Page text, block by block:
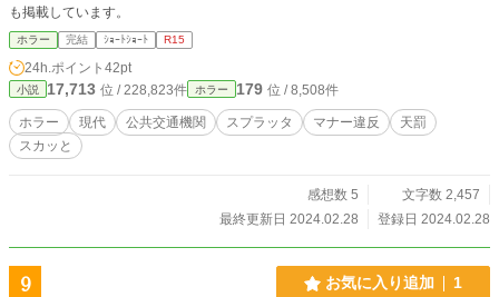
も掲載しています。
ホラー 完結 ｼｮｰﾄｼｮｰﾄ R15
24h.ポイント 42pt
小説 17,713 位 / 228,823件 ホラー 179 位 / 8,508件
ホラー 現代 公共交通機関 スプラッタ マナー違反
天罰
スカッと
感想数 5
文字数 2,457
最終更新日 2024.02.28
登録日 2024.02.28
9 お気に入り追加 1